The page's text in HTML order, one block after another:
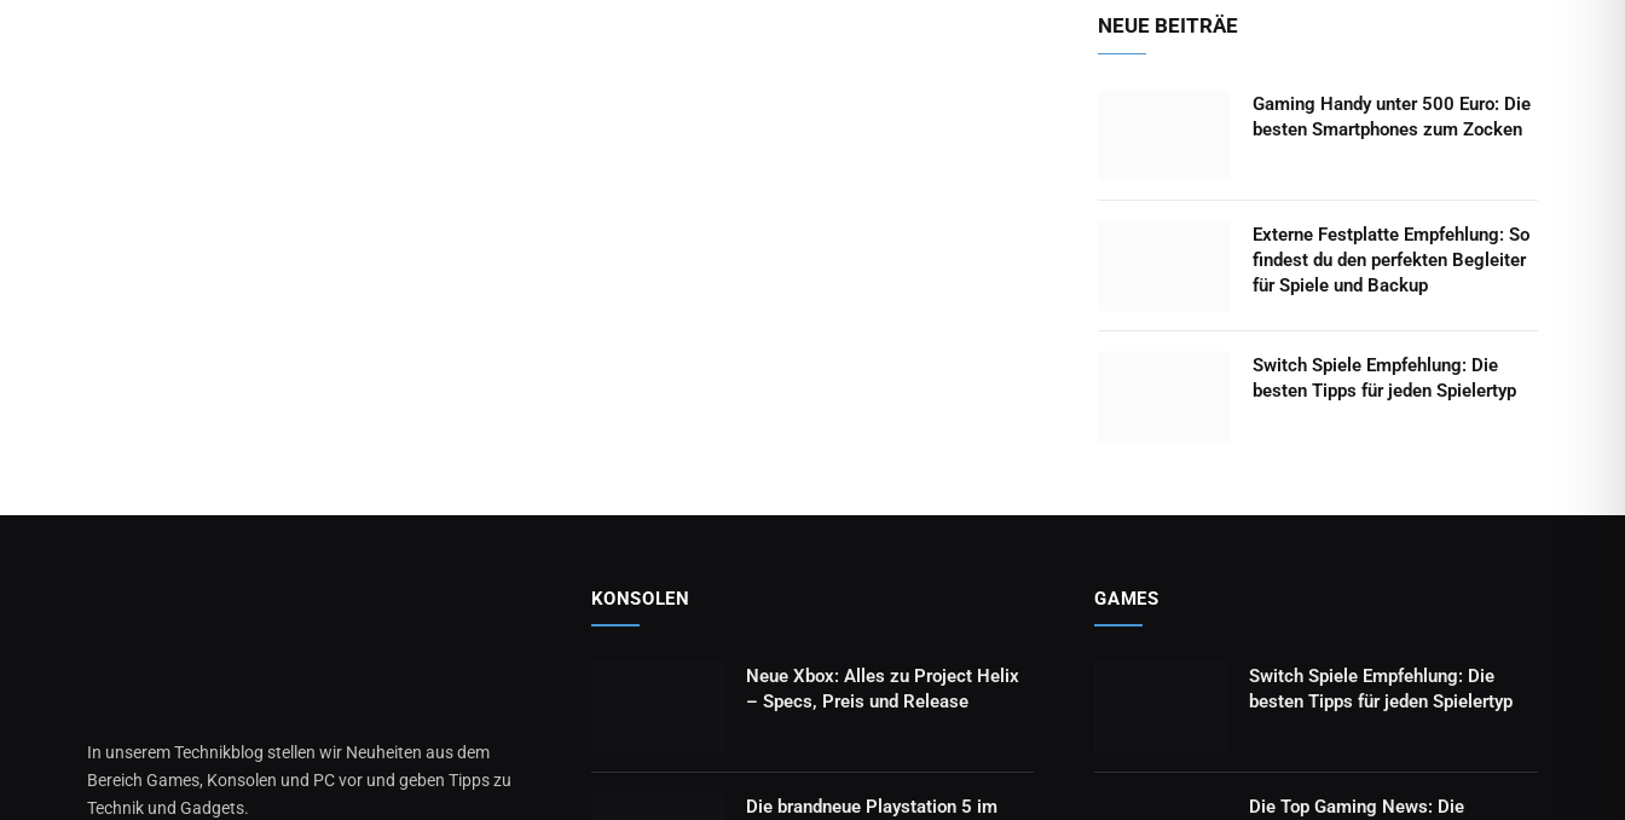
NEUE BEITRÄE
Gaming Handy unter 500 Euro: Die
besten Smartphones zum Zocken
Externe Festplatte Empfehlung: So
findest du den perfekten Begleiter
für Spiele und Backup
Switch Spiele Empfehlung: Die
besten Tipps für jeden Spielertyp
In unserem Technikblog stellen wir Neuheiten aus dem
Bereich Games, Konsolen und PC vor und geben Tipps zu
Technik und Gadgets.
KONSOLEN
Neue Xbox: Alles zu Project Helix
– Specs, Preis und Release
Die brandneue Playstation 5 im
GAMES
Switch Spiele Empfehlung: Die
besten Tipps für jeden Spielertyp
Die Top Gaming News: Die